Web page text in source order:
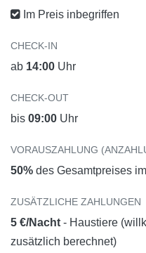
Im Preis inbegriffen
CHECK-IN
ab 14:00 Uhr
CHECK-OUT
bis 09:00 Uhr
VORAUSZAHLUNG
50% des Gesamtpreises
ZUSÄTZLICHE ZAHLUNGEN
5 €/Nacht - Haustiere
zusätzlich berechnet)